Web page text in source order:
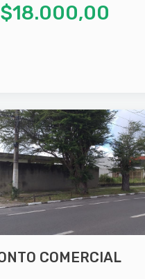
COMERCIAL